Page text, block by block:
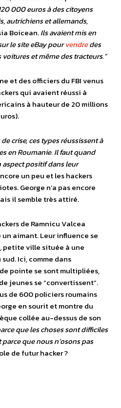
000 euros à des citoyens
autrichiens et allemands,
Boicean.Ils avaient mis en
le site eBay pourvendredes
et même des tracteurs.”
et des officiers du FBI venus
qui avaient réussi à
à hauteur de 20 millions
crise, ces types réussissent à
en Roumanie. Il faut quand
aspect positif dans leur
un peu et les hackers
George n’a pas encore
il semble très attiré.
de Ramnicu Valcea
aimant. Leur influence se
petite ville située à une
Ici, comme dans
pointe se sont multipliées,
jeunes se “convertissent”.
de 600 policiers roumains
en sourit et montre du
collée au-dessus de son
que les choses sont difficiles
parce que nous n’osons pas
de futur hacker ?